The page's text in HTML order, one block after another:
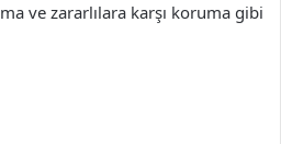
ve zararlılara karşı koruma gibi